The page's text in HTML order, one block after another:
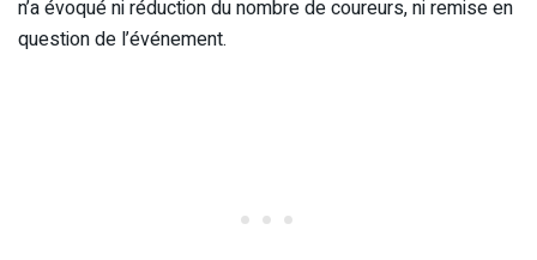
n’a évoqué ni réduction du nombre de coureurs, ni remise en
question de l’événement.